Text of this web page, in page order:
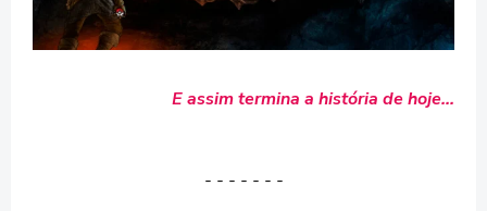
E assim termina a história de hoje...
- - - - - - -